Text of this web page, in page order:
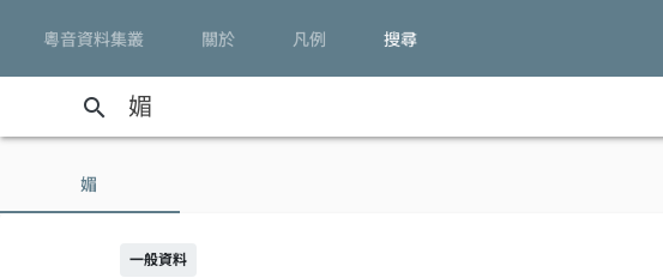
粵音資料集叢 關於 凡例 搜尋
search
媚
一般資料